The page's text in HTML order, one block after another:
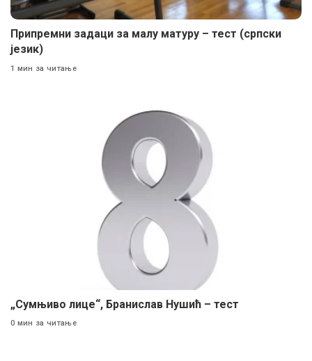
Припремни задаци за малу матуру – тест (српски
језик)
1 мин за читање
„Сумњиво лице“, Бранислав Нушић – тест
0 мин за читање